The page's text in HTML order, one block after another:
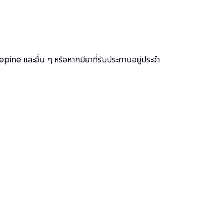
และอื่น ๆ หรือหากมียาที่รับประทานอยู่ประจำ